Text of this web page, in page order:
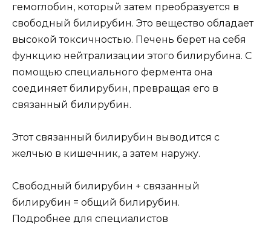
гемоглобин, который затем преобразуется в
свободный билирубин. Это вещество обладает
высокой токсичностью. Печень берет на себя
функцию нейтрализации этого билирубина. С
помощью специального фермента она
соединяет билирубин, превращая его в
связанный билирубин.
Этот связанный билирубин выводится с
желчью в кишечник, а затем наружу.
Свободный билирубин + связанный
билирубин = общий билирубин.
Подробнее для специалистов